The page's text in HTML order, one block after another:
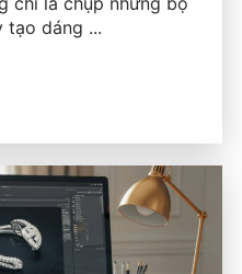
tạo dáng ...